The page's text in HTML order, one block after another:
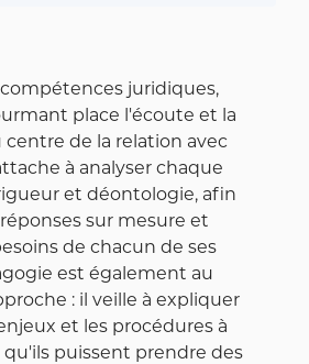
juridiques,
place l'écoute et la
de la relation avec
à analyser chaque
et déontologie, afin
sur mesure et
de chacun de ses
est également au
: il veille à expliquer
et les procédures à
qu'ils puissent prendre des